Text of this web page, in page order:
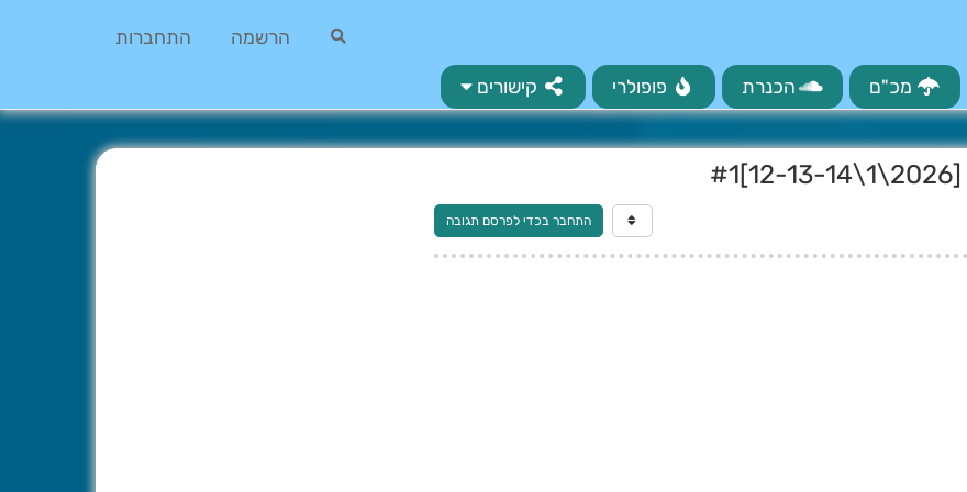
הרשמה התחברות
מכ"ם הכנרת פופולרי קישורים
התחבר בכדי לפרסם תגובה